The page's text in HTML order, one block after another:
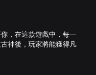
，在這款遊戲中，每一
神後，玩家將能獲得凡